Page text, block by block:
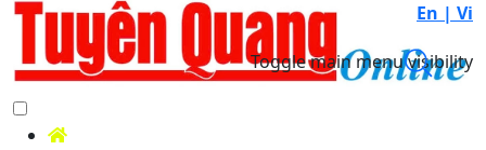
En | Vi
Toggle main menu visibility